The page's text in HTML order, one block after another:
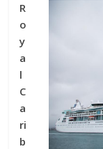
R
o
y
a
l
C
a
ri
b